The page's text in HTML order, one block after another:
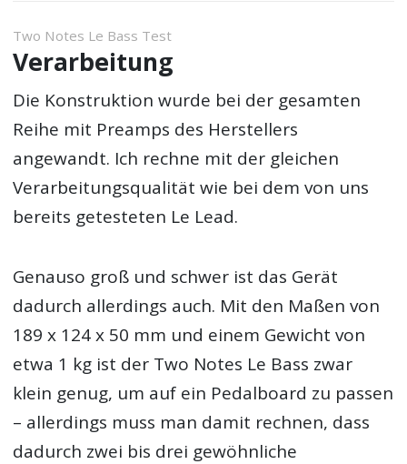
Two Notes Le Bass Test
Verarbeitung
Die Konstruktion wurde bei der gesamten
Reihe mit Preamps des Herstellers
angewandt. Ich rechne mit der gleichen
Verarbeitungsqualität wie bei dem von uns
bereits getesteten Le Lead.
Genauso groß und schwer ist das Gerät
dadurch allerdings auch. Mit den Maßen von
189 x 124 x 50 mm und einem Gewicht von
etwa 1 kg ist der Two Notes Le Bass zwar
klein genug, um auf ein Pedalboard zu passen
– allerdings muss man damit rechnen, dass
dadurch zwei bis drei gewöhnliche